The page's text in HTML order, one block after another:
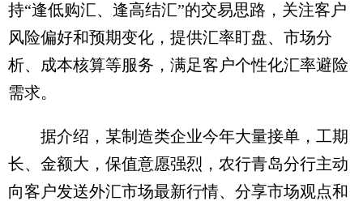
持“逢低购汇、逢高结汇”的交易思路，关注客户
风险偏好和预期变化，提供汇率盯盘、市场分
析、成本核算等服务，满足客户个性化汇率避险
需求。
据介绍，某制造类企业今年大量接单，工期
长、金额大，保值意愿强烈，农行青岛分行主动
向客户发送外汇市场最新行情、分享市场观点和